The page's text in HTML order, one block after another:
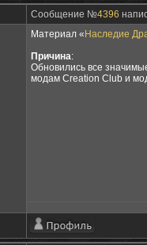
Сообщение №4396
Материал « Наследие
Причина:
Обновились все
модам Creation Club и